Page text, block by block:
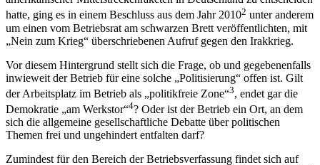
amerikanischer Mittelstreckenraketen in Deutschland zu entscheiden
hatte, ging es in einem Beschluss aus dem Jahr 20102unter anderem
um einen vom Betriebsrat am schwarzen Brett veröffentlichten, mit
Vor diesem Hintergrund stellt sich die Frage, ob und gegebenenfalls
inwieweit der Betrieb für eine solche „Politisierung“ offen ist. Gilt
der Arbeitsplatz im Betrieb als „politikfreie Zone“ , endet gar die
Demokratie „am Werkstor“4? Oder ist der Betrieb ein Ort, an dem
sich die allgemeine gesellschaftliche Debatte über politischen